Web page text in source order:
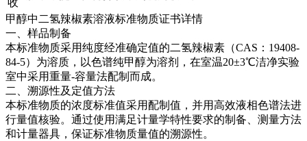
收
甲醇中二氢辣椒素溶液标准物质证书详情
一、样品制备
本标准物质采用纯度经准确定值的二氢辣椒素（CAS：19408-
84-5）为溶质，以色谱纯甲醇为溶剂，在室温20±3℃洁净实验
室中采用重量-容量法配制而成。
二、溯源性及定值方法
本标准物质的浓度标准值采用配制值，并用高效液相色谱法进
行量值核验。通过使用满足计量学特性要求的制备、测量方法
和计量器具，保证标准物质量值的溯源性。